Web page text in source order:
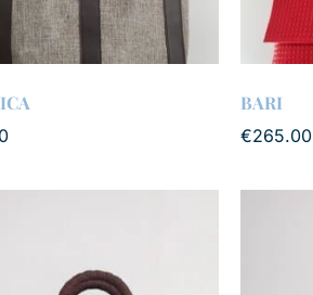
BARI
€265.00